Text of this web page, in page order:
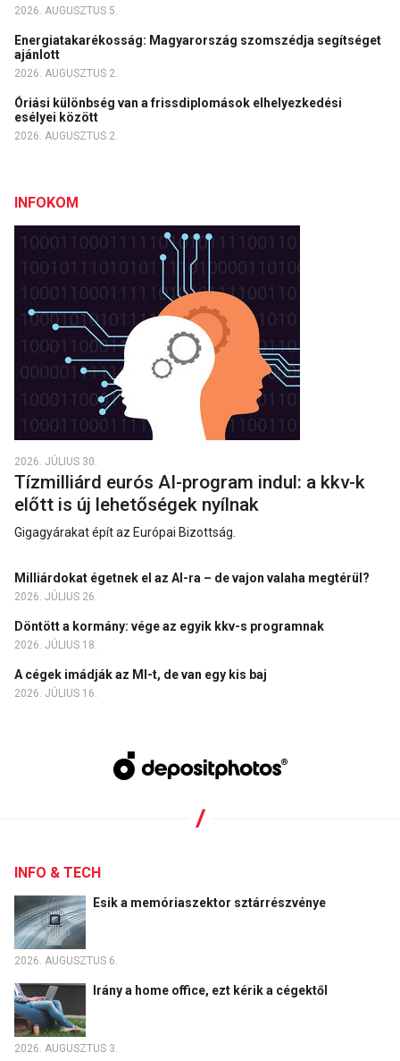
2026. AUGUSZTUS 5.
Energiatakarékosság: Magyarország szomszédja segítséget
ajánlott
2026. AUGUSZTUS 2.
Óriási különbség van a frissdiplomások elhelyezkedési
esélyei között
2026. AUGUSZTUS 2.
INFOKOM
2026. JÚLIUS 30.
Tízmilliárd eurós AI-program indul: a kkv-k
előtt is új lehetőségek nyílnak
Gigagyárakat épít az Európai Bizottság.
Milliárdokat égetnek el az AI-ra – de vajon valaha megtérül?
2026. JÚLIUS 26.
Döntött a kormány: vége az egyik kkv-s programnak
2026. JÚLIUS 18.
A cégek imádják az MI-t, de van egy kis baj
2026. JÚLIUS 16.
INFO & TECH
Esik a memóriaszektor sztárrészvénye
2026. AUGUSZTUS 6.
Irány a home office, ezt kérik a cégektől
2026. AUGUSZTUS 3.